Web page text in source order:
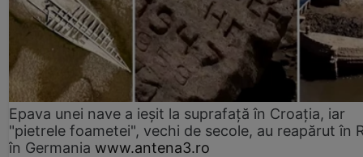
Epava unei nave a ieșit la suprafață în Croația, iar
"pietrele foametei", vechi de secole, au reapărut în
în Germania www.antena3.ro